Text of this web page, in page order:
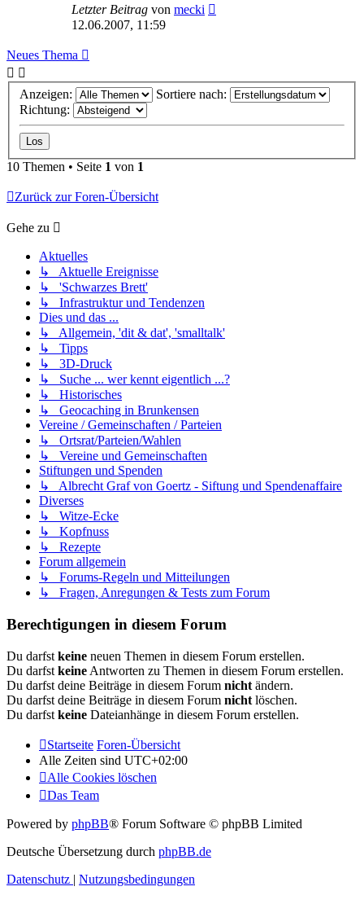
Letzter Beitrag von mecki
12.06.2007, 11:59
Neues Thema
Anzeigen:
Sortiere nach:
Richtung:
10 Themen • Seite 1 von 1
Zurück zur Foren-Übersicht
Gehe zu
Aktuelles
↳ Aktuelle Ereignisse
↳ 'Schwarzes Brett'
↳ Infrastruktur und Tendenzen
Dies und das ...
↳ Allgemein, 'dit & dat', 'smalltalk'
↳ Tipps
↳ 3D-Druck
↳ Suche ... wer kennt eigentlich ...?
↳ Historisches
↳ Geocaching in Brunkensen
Vereine / Gemeinschaften / Parteien
↳ Ortsrat/Parteien/Wahlen
↳ Vereine und Gemeinschaften
Stiftungen und Spenden
↳ Albrecht Graf von Goertz - Siftung und Spendenaffaire
Diverses
↳ Witze-Ecke
↳ Kopfnuss
↳ Rezepte
Forum allgemein
↳ Forums-Regeln und Mitteilungen
↳ Fragen, Anregungen & Tests zum Forum
Berechtigungen in diesem Forum
Du darfst keine neuen Themen in diesem Forum erstellen.
Du darfst keine Antworten zu Themen in diesem Forum erstellen.
Du darfst deine Beiträge in diesem Forum nicht ändern.
Du darfst deine Beiträge in diesem Forum nicht löschen.
Du darfst keine Dateianhänge in diesem Forum erstellen.
Startseite Foren-Übersicht
Alle Zeiten sind UTC+02:00
Alle Cookies löschen
Das Team
Powered by phpBB® Forum Software © phpBB Limited
Deutsche Übersetzung durch phpBB.de
Datenschutz | Nutzungsbedingungen